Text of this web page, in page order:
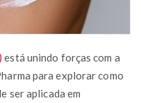
está unindo forças com a
para explorar como
ser aplicada em